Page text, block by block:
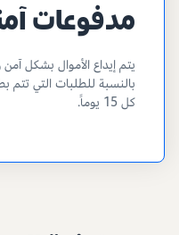
مدفوعات
يتم إيداع الأموال بشكل
بالنسبة للطلبات التي تتم
كل 15 يوماً.